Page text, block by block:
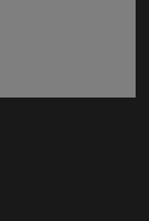
ventana)